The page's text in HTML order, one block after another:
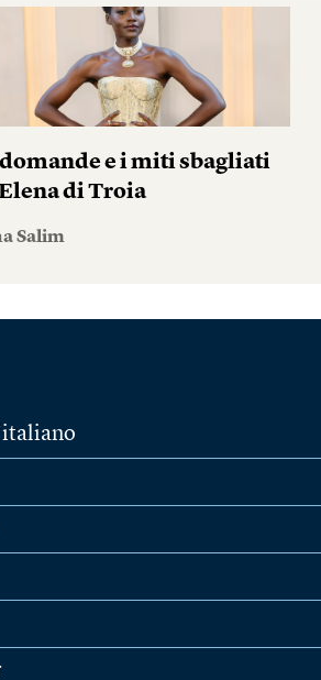
e i miti sbagliati
di Troia
Salim